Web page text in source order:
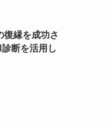
復縁を成功さ
断を活用し